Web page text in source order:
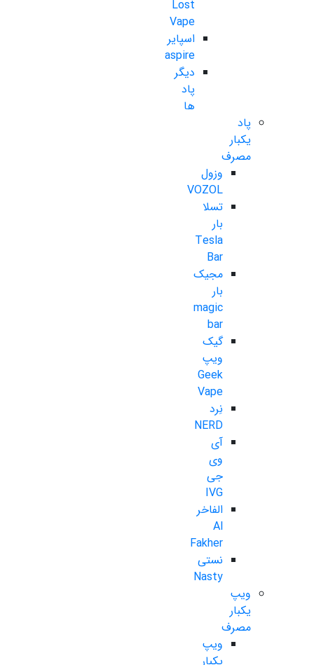
Lost
Vape
اسپایر
aspire
دیگر
پاد
ها
پاد
یکبار
مصرف
وزول
VOZOL
تسلا
بار
Tesla
Bar
مجیک
بار
magic
bar
گیک
ویپ
Geek
Vape
نِرد
NERD
آی
وی
جی
IVG
الفاخر
Al
Fakher
نستی
Nasty
ویپ
یکبار
مصرف
ویپ
یکبار